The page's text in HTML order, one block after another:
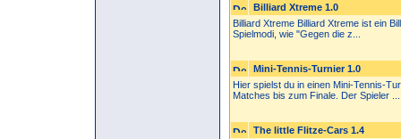
Billiard Xtreme 1.0
Billiard Xtreme Billiard Xtreme ist ein
Spielmodi, wie "Gegen die z...
Mini-Tennis-Turnier 1.0
Hier spielst du in einen Mini-Tennis-
Matches bis zum Finale. Der Spieler ...
The little Flitze-Cars 1.4